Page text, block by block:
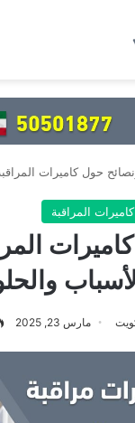
حول كاميرات
المراقبة
مارس 23, 2025